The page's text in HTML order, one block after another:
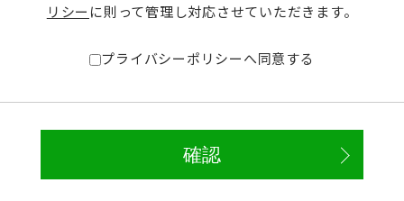
リシー に則って管理し対応させていただきます。
プライバシーポリシーへ同意する